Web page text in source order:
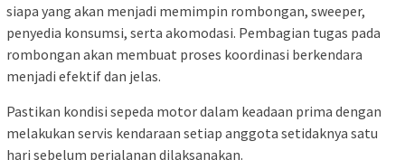
siapa yang akan menjadi memimpin rombongan, sweeper,
penyedia konsumsi, serta akomodasi. Pembagian tugas pada
rombongan akan membuat proses koordinasi berkendara
menjadi efektif dan jelas.
Pastikan kondisi sepeda motor dalam keadaan prima dengan
melakukan servis kendaraan setiap anggota setidaknya satu
hari sebelum perjalanan dilaksanakan.